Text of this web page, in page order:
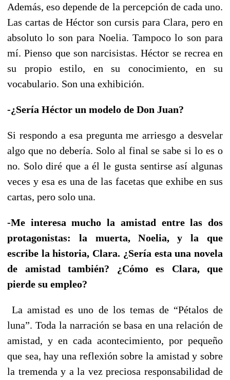
Además, eso depende de la percepción de cada uno.
Las cartas de Héctor son cursis para Clara, pero en
absoluto lo son para Noelia. Tampoco lo son para
mí. Pienso que son narcisistas. Héctor se recrea en
su propio estilo, en su conocimiento, en su
vocabulario. Son una exhibición.
-¿Sería Héctor un modelo de Don Juan?
Si respondo a esa pregunta me arriesgo a desvelar
algo que no debería. Solo al final se sabe si lo es o
no. Solo diré que a él le gusta sentirse así algunas
veces y esa es una de las facetas que exhibe en sus
cartas, pero solo una.
-Me interesa mucho la amistad entre las dos
protagonistas: la muerta, Noelia, y la que
escribe la historia, Clara. ¿Sería esta una novela
de amistad también? ¿Cómo es Clara, que
pierde su empleo?
La amistad es uno de los temas de “Pétalos de
luna”. Toda la narración se basa en una relación de
amistad, y en cada acontecimiento, por pequeño
que sea, hay una reflexión sobre la amistad y sobre
la tremenda y a la vez preciosa responsabilidad de